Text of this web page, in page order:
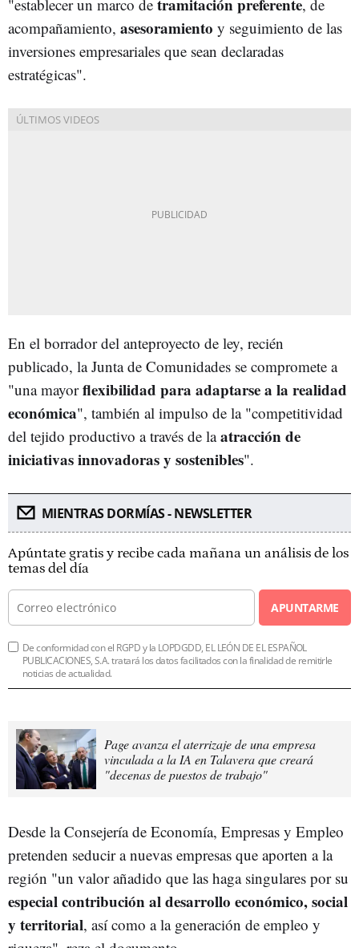
"establecer un marco de tramitación preferente, de
acompañamiento, asesoramiento y seguimiento de las
inversiones empresariales que sean declaradas
estratégicas".
En el borrador del anteproyecto de ley, recién
publicado, la Junta de Comunidades se compromete a
"una mayorflexibilidad para adaptarse a la realidad
económica", también al impulso de la "competitividad
del tejido productivo a través de laatracción de
iniciativas innovadoras y sostenibles".
MIENTRAS DORMÍAS - NEWSLETTER
Apúntate gratis y recibe cada mañana un análisis de los
temas del día
APUNTARME
De conformidad con el RGPD y la LOPDGDD, EL LEÓN DE EL ESPAÑOL
PUBLICACIONES, S.A. tratará los datos facilitados con la finalidad de remitirle
noticias de actualidad.
Page avanza el aterrizaje de una empresa
vinculada a la IA en Talavera que creará
"decenas de puestos de trabajo"
Desde la Consejería de Economía, Empresas y Empleo
pretenden seducir a nuevas empresas que aporten a la
región "un valor añadido que las haga singulares por su
especial contribución al desarrollo económico, social
y territorial, así como a la generación de empleo y